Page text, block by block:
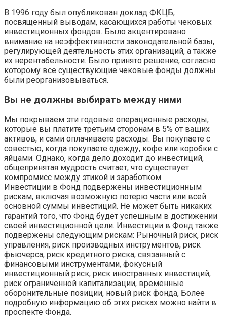
В 1996 году был опубликован доклад ФКЦБ,
посвящённый выводам, касающихся работы чековых
инвестиционных фондов. Было акцентировано
внимание на неэффективности законодательной базы,
регулирующей деятельность этих организаций, а также
их нерентабельности. Было принято решение, согласно
которому все существующие чековые фонды должны
были реорганизовываться.
Вы не должны выбирать между ними
Мы покрываем эти годовые операционные расходы,
которые вы платите третьим сторонам в 5% от ваших
активов, и сами оплачиваете расходы. Вы покупаете с
совестью, когда покупаете одежду, кофе или коробки с
яйцами. Однако, когда дело доходит до инвестиций,
общепринятая мудрость считает, что существует
компромисс между этикой и заработком.
Инвестиции в Фонд подвержены инвестиционным
рискам, включая возможную потерю части или всей
основной суммы инвестиций. Не может быть никаких
гарантий того, что Фонд будет успешным в достижении
своей инвестиционной цели. Инвестиции в Фонд также
подвержены следующим рискам: Рыночный риск, риск
управления, риск производных инструментов, риск
фьючерса, риск кредитного риска, связанный с
финансовыми инструментами, фокусный
инвестиционный риск, риск иностранных инвестиций,
риск ограниченной капитализации, временные
оборонительные позиции, новый риск фонда, Более
подробную информацию об этих рисках можно найти в
проспекте Фонда.